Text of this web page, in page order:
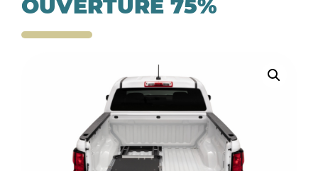
OUVERTURE 75%